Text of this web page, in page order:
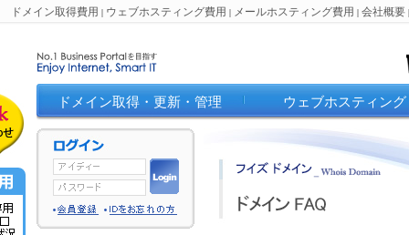
ドメイン取得費用 | ウェブホスティング費用 | メールホスティング費用 | 会社概要
ドメイン取得・更新・管理 ウェブホスティング